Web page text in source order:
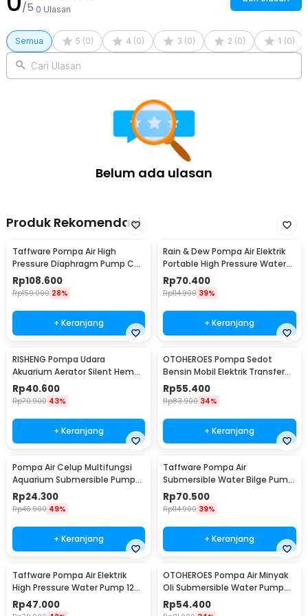
/5 0 Ulasan
Semua 5 (0) 4 (0) 3 (0) 2 (0) 1 (0)
Cari Ulasan
Belum ada ulasan
Produk Rekomendasi
Taffware Pompa Air High
Pressure Diaphragm Pump Car
Wash 0.55 MPa 80W - D-1
Rp108.600
Rp150.000 28%
+ Keranjang
Rain & Dew Pompa Air Elektrik
Portable High Pressure Water
Pump 12V - DP-726
Rp70.400
Rp114.900 39%
+ Keranjang
RISHENG Pompa Udara
Akuarium Aerator Silent Hemat
Energi 2.4W - RS-511
Rp40.600
Rp70.900 43%
+ Keranjang
OTOHEROES Pompa Sedot
Bensin Mobil Elektrik Transfer
Pump 38mm DC 12V - CT-14
Rp55.400
Rp83.900 34%
+ Keranjang
Pompa Air Celup Multifungsi
Aquarium Submersible Pump
12V 6W - YX-385
Rp24.300
Rp46.900 49%
+ Keranjang
Taffware Pompa Air
Submersible Water Bilge Pump
12 V - CH8028
Rp70.500
Rp114.900 39%
+ Keranjang
Taffware Pompa Air Elektrik
High Pressure Water Pump 12V
3.5L/min - DP-521
Rp47.000
OTOHEROES Pompa Air Minyak
Oli Submersible Water Pump
12V - YB-028
Rp54.400